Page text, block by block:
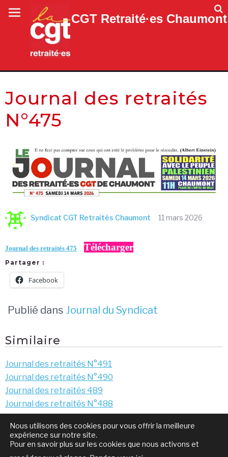
CGT Retraité·es Chaumont
Journal des retraités
N°475
Syndicat CGT Retraités Chaumont 11 mars 2026
Journal des retraités 475 Télécharger
Partager :
Facebook
Publié dans Journal du Syndicat
Similaire
Journal des retraités N°491
Journal des retraités N°490
Journal des retraités 489
Journal des retraités N°488
Navigation
de
Faire le plein, un luxe !
Nous utilisons des cookies pour vous offrir la meilleure
expérience sur notre site.
Pour en savoir plus sur les cookies que nous activons et